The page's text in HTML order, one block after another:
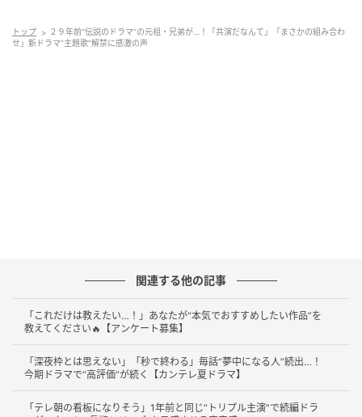
トップ
２９年前“伝説のドラマ”の元祖・兄弟が…！「共演だなんて」「まさかの組み合わ
せ」新ドラマ“主題歌”解禁に感激の声
関連する他の記事
「これだけは教えたい…！」あなたが“本気でおすすめしたい作品”を
教えてください🔥【アンケート募集】
「深夜枠とは思えない」「秒で終わる」毎話“夢中になる人”続出…！
今期ドラマで“高評価”が続く【カンテレ夏ドラマ】
「テレ朝の看板になりそう」1年前と同じ“トリプル主演”で続編ドラ